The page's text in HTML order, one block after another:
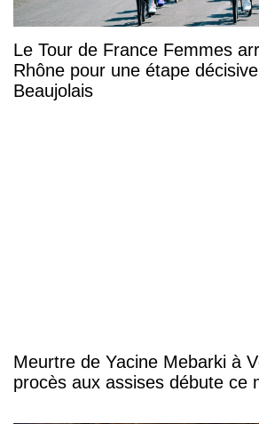
Le Tour de France Femmes
Rhône pour une étape
Beaujolais
Meurtre de Yacine Mebarki à
procès aux assises débute ce